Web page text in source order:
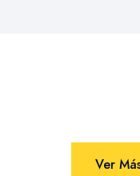
Ver